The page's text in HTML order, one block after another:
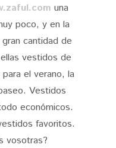
una
poco, y en la
cantidad de
vestidos de
el verano, la
Vestidos
económicos.
favoritos.
vosotras?